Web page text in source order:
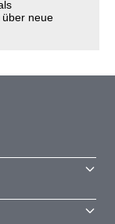
neue